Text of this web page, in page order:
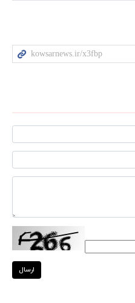
ارسال